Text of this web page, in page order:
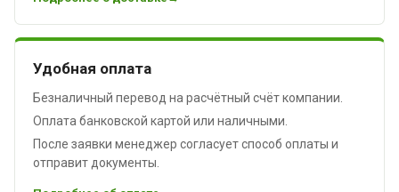
Удобная оплата
Безналичный перевод на расчётный счёт компании.
Оплата банковской картой или наличными.
После заявки менеджер согласует способ оплаты и
отправит документы.